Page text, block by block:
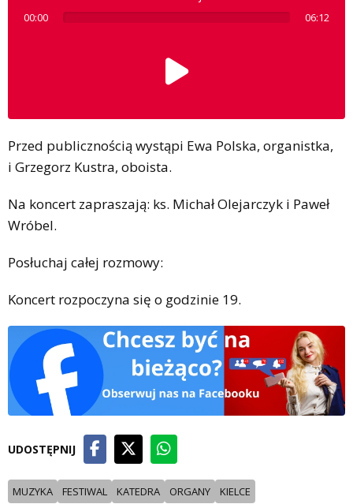
00:00 06:12
Przed publicznością wystąpi Ewa Polska, organistka,
i Grzegorz Kustra, oboista.
Na koncert zapraszają: ks. Michał Olejarczyk i Paweł
Wróbel.
Posłuchaj całej rozmowy:
Koncert rozpoczyna się o godzinie 19.
UDOSTĘPNIJ
MUZYKA FESTIWAL KATEDRA ORGANY KIELCE